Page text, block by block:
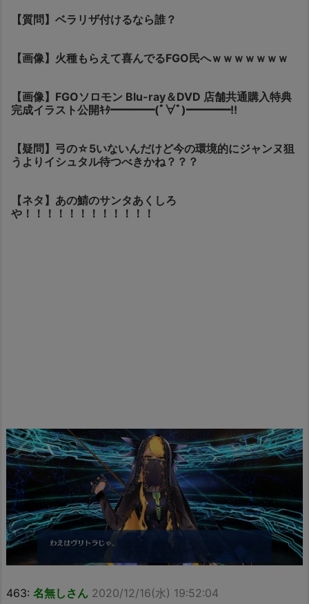
【質問】ベラリザ付けるなら誰？
【画像】火種もらえて喜んでるFGO民へｗｗｗｗｗｗｗ
【画像】FGOソロモン Blu-ray＆DVD 店舗共通購入特典
完成イラスト公開ｷﾀ━━━━(ﾟ∀ﾟ)━━━━!!
【疑問】弓の☆5いないんだけど今の環境的にジャンヌ狙
うよりイシュタル待つべきかね？？？
【ネタ】あの鯖のサンタあくしろ
や！！！！！！！！！！！！
463: 名無しさん 2020/12/16(水) 19:52:04